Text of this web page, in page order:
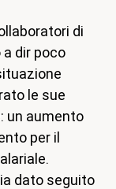
di
dir poco
le sue
un aumento
per il
dato seguito